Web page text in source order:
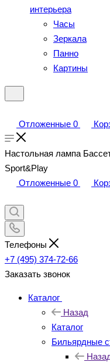
интерьера
Часы
Зеркала
Панно
Картины
Отложенные 0
Настольная лампа
Sport&Play
Отложенные 0
Телефоны
+7 (495) 374-72-66
Заказать звонок
Каталог
Назад
Каталог
Бильярдные